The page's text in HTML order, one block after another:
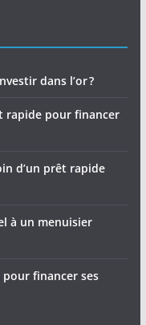
dans l’or ?
rapide pour financer
d’un prêt rapide
à un menuisier
pour financer ses